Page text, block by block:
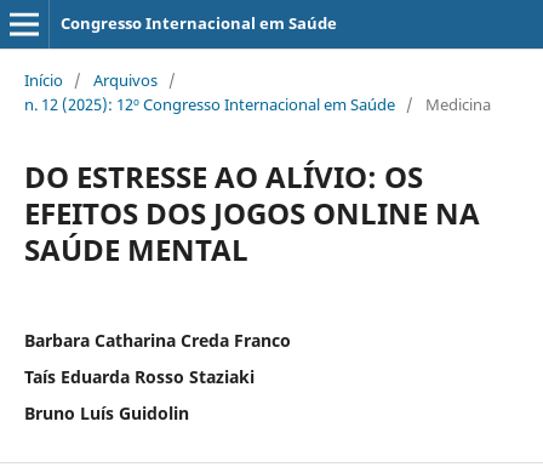
Congresso Internacional em Saúde
Início / Arquivos /
n. 12 (2025): 12º Congresso Internacional em Saúde / Medicina
DO ESTRESSE AO ALÍVIO: OS
EFEITOS DOS JOGOS ONLINE NA
SAÚDE MENTAL
Barbara Catharina Creda Franco
Taís Eduarda Rosso Staziaki
Bruno Luís Guidolin